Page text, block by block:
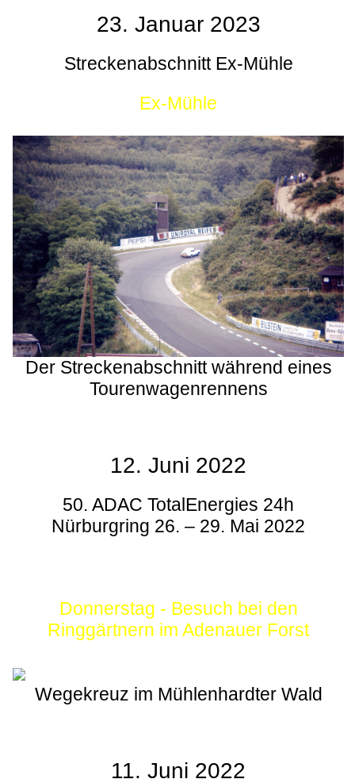
23. Januar 2023
Streckenabschnitt Ex-Mühle
Ex-Mühle
Der Streckenabschnitt während eines
Tourenwagenrennens
12. Juni 2022
50. ADAC TotalEnergies 24h
Nürburgring 26. – 29. Mai 2022
Donnerstag - Besuch bei den
Ringgärtnern im Adenauer Forst
Wegekreuz im Mühlenhardter Wald
11. Juni 2022